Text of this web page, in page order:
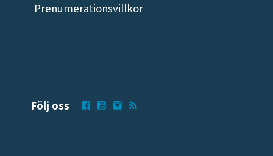
Prenumerationsvillkor
Följ oss